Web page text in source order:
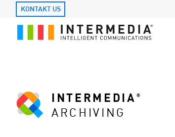
KONTAKT US
INTERMEDIA ®
ARCHIVING